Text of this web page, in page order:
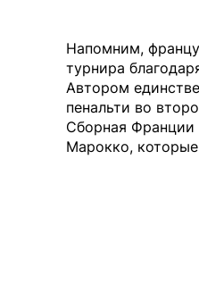
Напомним,
турнира
Автором
пенальти во
Сборная Франции
Марокко,